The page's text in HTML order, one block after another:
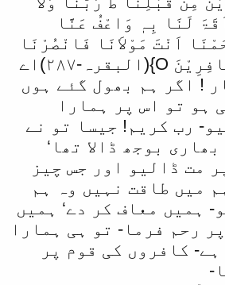
لَنَا بِہٖ وَاعْفُ عَنَّا
اَنْتَ مَوْلاَنَا فَانْصُرْنَا
عَلَی الْقَوْمِ الْکَافِرِیْنَ O}(البقرہ-۲۸۷)اے
! اگر ہم بھول گئے ہوں
ہو تو اس پر ہمارا
رب کریم! جیسا تو نے
بوجھ ڈالا تھا‘
مت ڈالیو اور جس چیز
میں طاقت نہیں وہ ہم
ہمیں معاف کر دے‘ ہمیں
رحم فرما- تو ہی ہمارا
کافروں کی قوم پر